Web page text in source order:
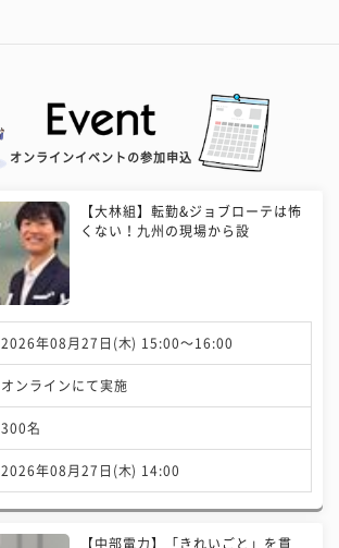
オンラインイベントの参加申込
【大林組】転勤&ジョブローテは怖
くない！九州の現場から設
2026年08月27日(木) 15:00〜16:00
オンラインにて実施
300名
2026年08月27日(木) 14:00
【中部電力】「きれいごと」を貫